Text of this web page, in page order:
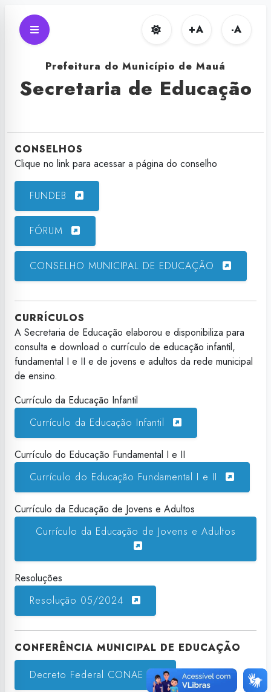
+A -A
Prefeitura do Município de Mauá
Secretaria de Educação
CONSELHOS
Clique no link para acessar a página do conselho
FUNDEB
FÓRUM
CONSELHO MUNICIPAL DE EDUCAÇÃO
CURRÍCULOS
A Secretaria de Educação elaborou e disponibiliza para
consulta e download o currículo de educação infantil,
fundamental I e II e de jovens e adultos da rede municipal
de ensino.
Currículo da Educação Infantil
Currículo da Educação Infantil
Currículo do Educação Fundamental I e II
Currículo do Educação Fundamental I e II
Currículo da Educação de Jovens e Adultos
Currículo da Educação de Jovens e Adultos
Resoluções
Resolução 05/2024
CONFERÊNCIA MUNICIPAL DE EDUCAÇÃO
Decreto Federal CONAE